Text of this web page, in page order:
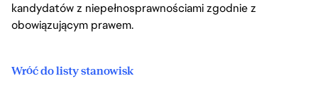
kandydatów z niepełnosprawnościami zgodnie z
obowiązującym prawem.
Wróć do listy stanowisk